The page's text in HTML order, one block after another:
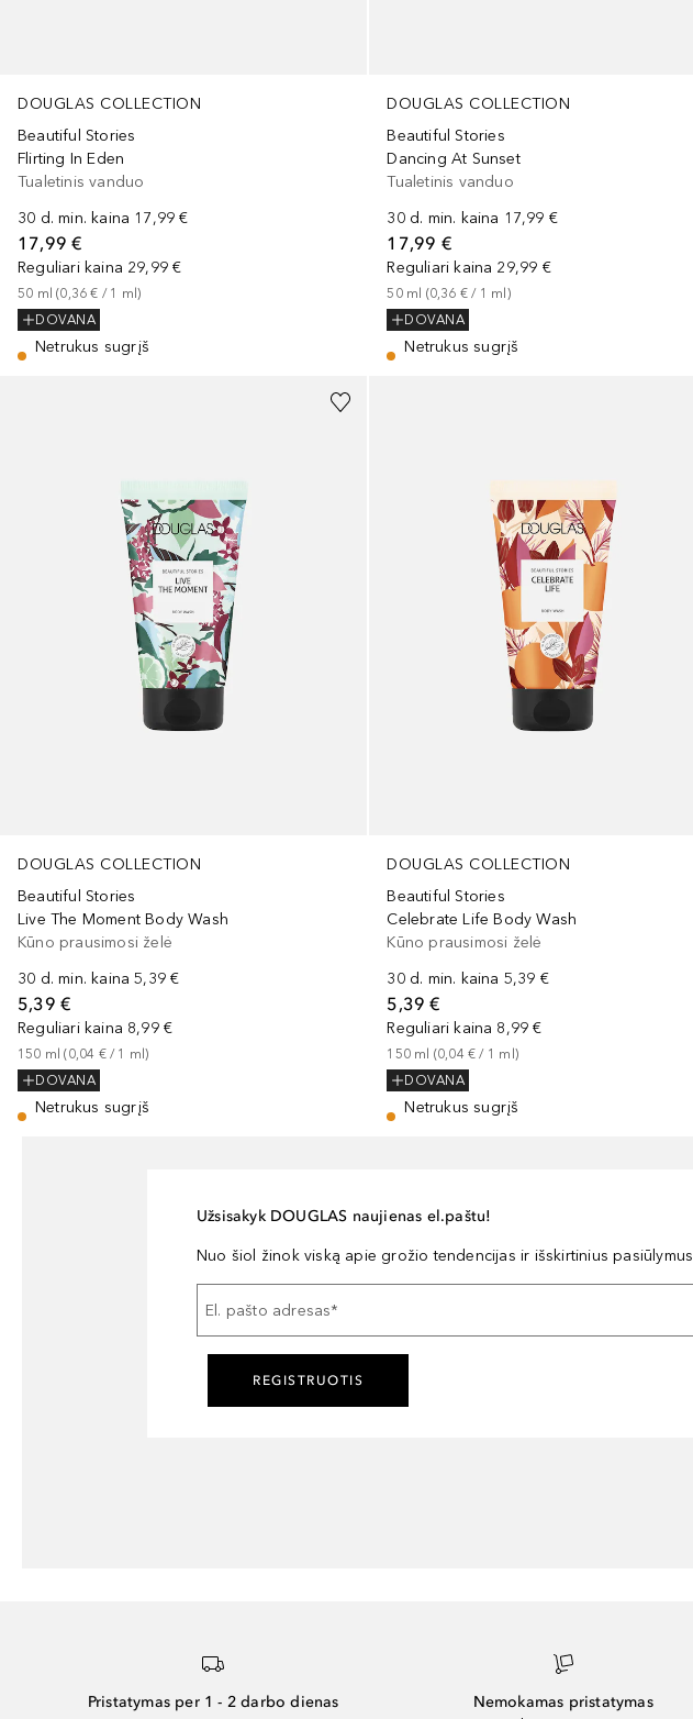
DOUGLAS COLLECTION
Beautiful Stories
Flirting In Eden
Tualetinis vanduo
30 d. min. kaina 17,99 €
17,99 €
Reguliari kaina 29,99 €
50 ml (0,36 € / 1 ml)
DOVANA
Netrukus sugrįš
DOUGLAS COLLECTION
Beautiful Stories
Dancing At Sunset
Tualetinis vanduo
30 d. min. kaina 17,99 €
17,99 €
Reguliari kaina 29,99 €
50 ml (0,36 € / 1 ml )
DOVANA
Netrukus sugrįš
DOUGLAS COLLECTION
Beautiful Stories
Live The Moment Body Wash
Kūno prausimosi želė
30 d. min. kaina 5,39 €
5,39 €
Reguliari kaina 8,99 €
150 ml (0,04 € / 1 ml)
DOVANA
Netrukus sugrįš
DOUGLAS COLLECTION
Beautiful Stories
Celebrate Life Body Wash
Kūno prausimosi želė
30 d. min. kaina 5,39 €
5,39 €
Reguliari kaina 8,99 €
150 ml (0,04 € / 1 ml )
DOVANA
Netrukus sugrįš
Užsisakyk DOUGLAS naujienas el.paštu!
Nuo šiol žinok viską apie grožio tendencijas ir išskirtinius pasiūlymus
El. pašto adresas*
REGISTRUOTIS
Pristatymas per 1 - 2 darbo dienas
Nemokamas pristatymas